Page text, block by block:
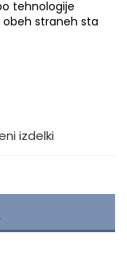
tehnologije
obeh straneh sta
izdelki